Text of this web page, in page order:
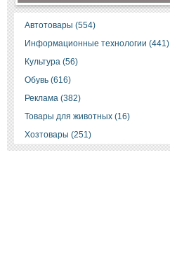
Автотовары (554)
Информационные технологии (441)
Культура (56)
Обувь (616)
Реклама (382)
Товары для животных (16)
Хозтовары (251)